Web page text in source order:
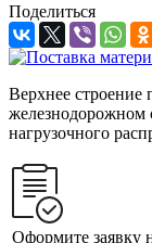
Поделиться
Верхнее строение
железнодорожном
нагрузочного
Оформите заявку